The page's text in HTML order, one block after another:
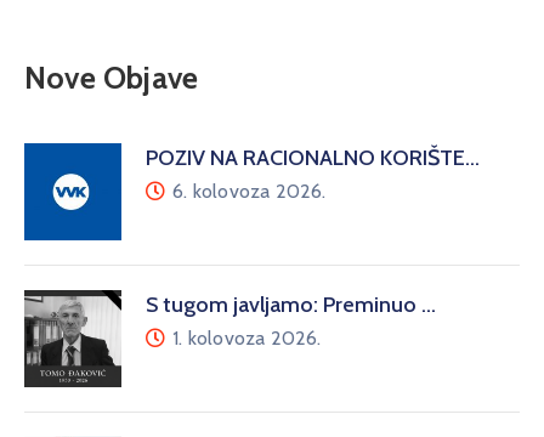
Nove Objave
POZIV NA RACIONALNO KORIŠTE…
6. kolovoza 2026.
S tugom javljamo: Preminuo …
1. kolovoza 2026.